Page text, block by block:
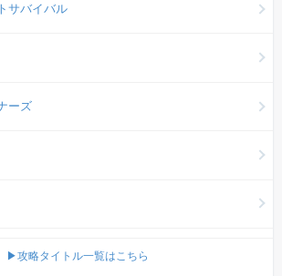
サバイバル
ーズ
▶攻略タイトル一覧はこちら